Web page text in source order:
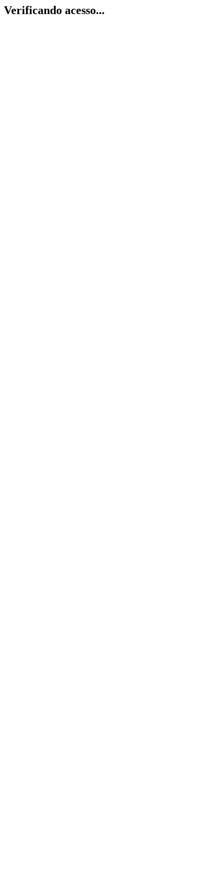
Verificando acesso...